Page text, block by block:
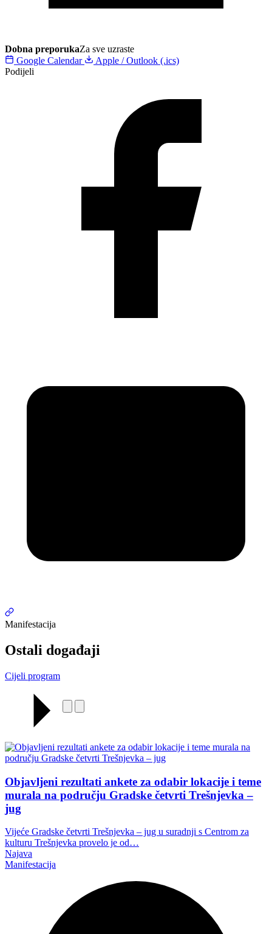
Dobna preporukaZa sve uzraste
Google Calendar
Apple / Outlook (.ics)
Podijeli
Manifestacija
Ostali događaji
Cijeli program
Objavljeni rezultati ankete za odabir lokacije i teme
murala na području Gradske četvrti Trešnjevka –
jug
Vijeće Gradske četvrti Trešnjevka – jug u suradnji s Centrom za
kulturu Trešnjevka provelo je od…
Najava
Manifestacija